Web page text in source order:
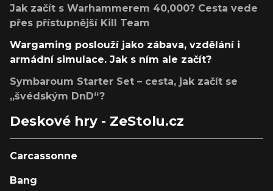
Jak začít s Warhammerem 40,000? Cesta vede
přes přístupnější Kill Team
Wargaming poslouží jako zábava, vzdělání i
armádní simulace. Jak s ním ale začít?
Symbaroum Starter Set – cesta, jak začít se
„švédským DnD“?
Deskové hry - ZeStolu.cz
Carcassonne
Bang